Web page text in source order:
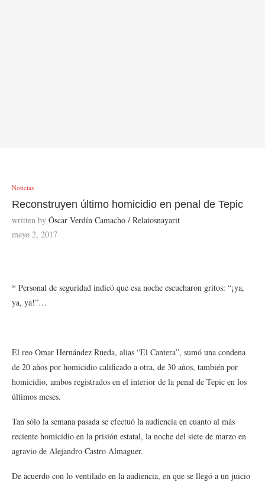
Noticias
Reconstruyen último homicidio en penal de Tepic
written by Óscar Verdín Camacho / Relatosnayarit
mayo 2, 2017
* Personal de seguridad indicó que esa noche escucharon gritos: “¡ya,
ya, ya!”…
El reo Omar Hernández Rueda, alias “El Cantera”, sumó una condena
de 20 años por homicidio calificado a otra, de 30 años, también por
homicidio, ambos registrados en el interior de la penal de Tepic en los
últimos meses.
Tan sólo la semana pasada se efectuó la audiencia en cuanto al más
reciente homicidio en la prisión estatal, la noche del siete de marzo en
agravio de Alejandro Castro Almaguer.
De acuerdo con lo ventilado en la audiencia, en que se llegó a un juicio